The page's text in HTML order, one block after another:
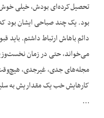
تحصیل‌کرده‌ای بودش، خیلی
بود. یک چند صباحی ایشان بود
دائم باهاش ارتباط داشتم.
می‌خواند، حتی در زمان
مجله‌های جدی، غیرجدی،
کارهایش خب یک مقداریش به
…